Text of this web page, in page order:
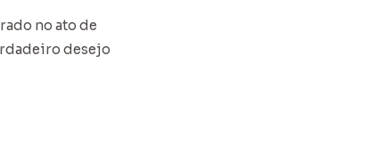
no ato de
desejo